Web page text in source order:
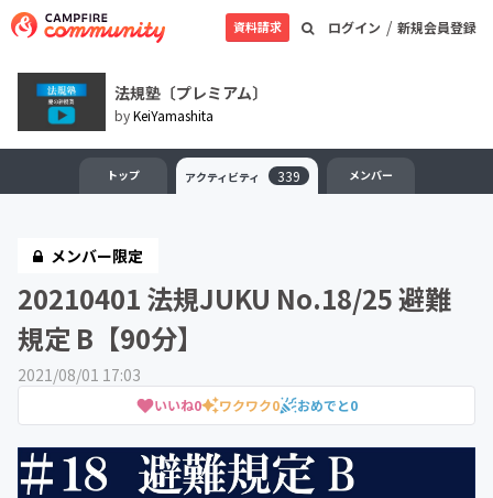
ログイン / 新規会員登録
資料請求
法規塾〔プレミアム〕
byKeiYamashita
トップ アクティビティ 339 メンバー
メンバー限定
20210401 法規JUKU No.18/25 避難
規定 B【90分】
2021/08/01 17:03
いいね0 ワクワク0 おめでと0